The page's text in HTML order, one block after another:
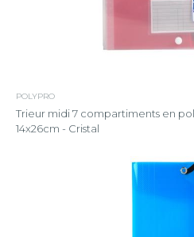
POLYPRO
Trieur midi 7 compartiments en
14x26cm - Cristal